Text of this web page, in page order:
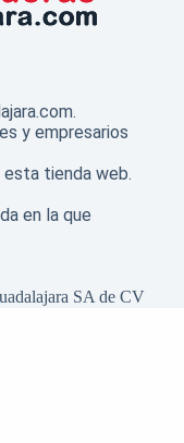
y empresarios
tienda web.
en la que
SA de CV